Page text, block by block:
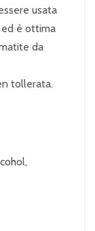
usata
ed è ottima
da
tollerata.